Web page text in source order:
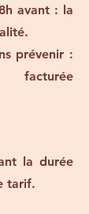
avant : la
prévenir :
la durée
tarif.